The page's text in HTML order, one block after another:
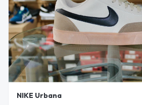
NIKE Urbana